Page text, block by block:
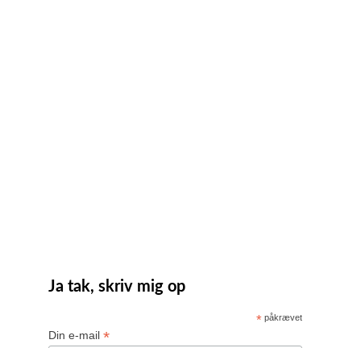
Ja tak, skriv mig op
*påkrævet
Din e-mail *